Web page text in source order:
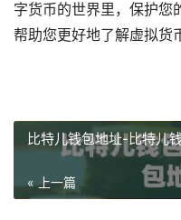
字货币的世界里，保护您
帮助您更好地了解虚拟货
比特儿钱包地址-比特儿
« 上一篇